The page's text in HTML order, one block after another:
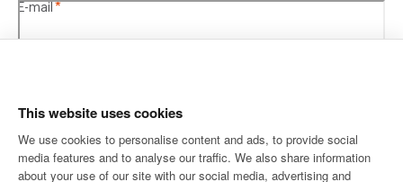
This website uses cookies
We use cookies to personalise content and ads, to provide social
media features and to analyse our traffic. We also share information
about your use of our site with our social media, advertising and
Repassage au fer froid, 110 °C maximum
E-mail *
ADRESSE POSTALE LANGUE